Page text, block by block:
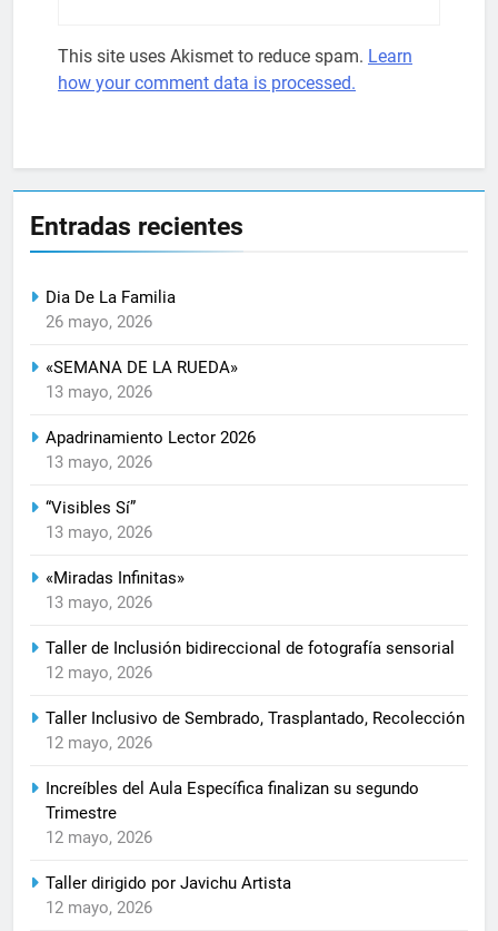
This site uses Akismet to reduce spam. Learn
how your comment data is processed.
Entradas recientes
Dia De La Familia
26 mayo, 2026
«SEMANA DE LA RUEDA»
13 mayo, 2026
Apadrinamiento Lector 2026
13 mayo, 2026
“Visibles Sí”
13 mayo, 2026
«Miradas Infinitas»
13 mayo, 2026
Taller de Inclusión bidireccional de fotografía sensorial
12 mayo, 2026
Taller Inclusivo de Sembrado, Trasplantado, Recolección
12 mayo, 2026
Increíbles del Aula Específica finalizan su segundo
Trimestre
12 mayo, 2026
Taller dirigido por Javichu Artista
12 mayo, 2026